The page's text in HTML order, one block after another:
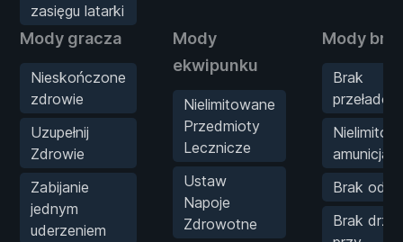
zasięgu latarki
Mody gracza
Nieskończone
zdrowie
Uzupełnij
Zdrowie
Zabijanie
jednym
uderzeniem
Mody
ekwipunku
Nielimitowane
Przedmioty
Lecznicze
Ustaw
Napoje
Zdrowotne
Mody
Brak
amunicja
Brak
Brak